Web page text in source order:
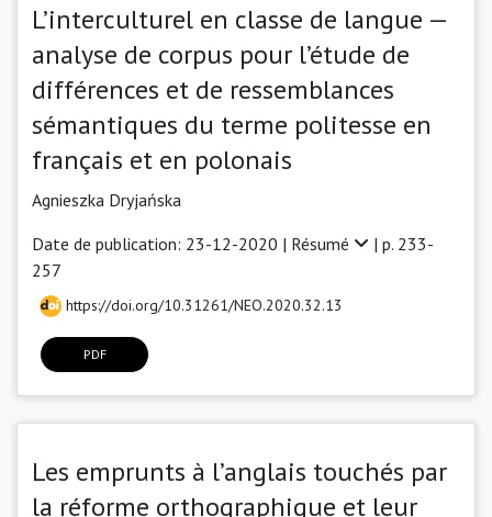
L’interculturel en classe de langue —
analyse de corpus pour l’étude de
différences et de ressemblances
sémantiques du terme politesse en
français et en polonais
Agnieszka Dryjańska
Date de publication: 23-12-2020 | Résumé
| p. 233-
257
https://doi.org/10.31261/NEO.2020.32.13
PDF
Les emprunts à l’anglais touchés par
la réforme orthographique et leur